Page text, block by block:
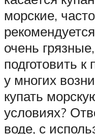
морские,
очень
подготовить к
у многих
купать
условиях?
воде, с